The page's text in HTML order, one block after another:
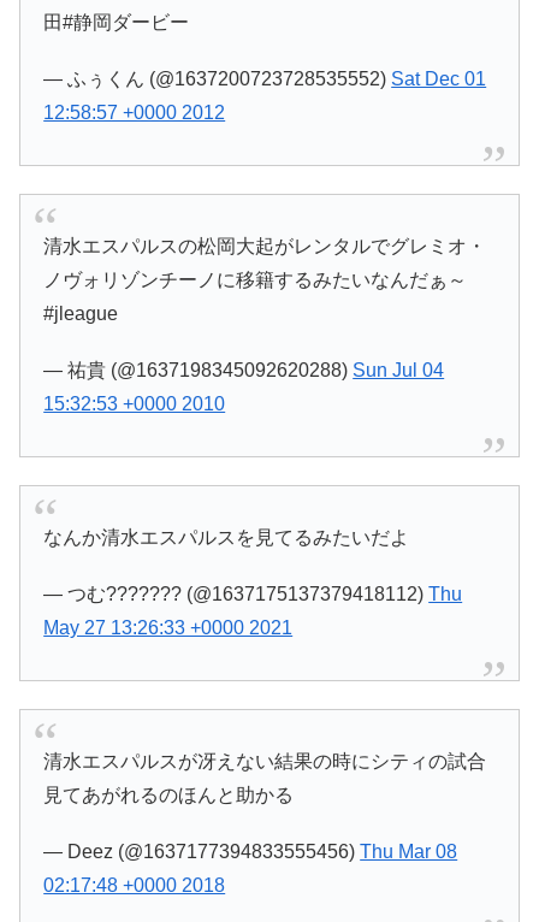
田#静岡ダービー
— ふぅくん (@1637200723728535552) Sat Dec 01
12:58:57 +0000 2012
清水エスパルスの松岡大起がレンタルでグレミオ・
ノヴォリゾンチーノに移籍するみたいなんだぁ～
#jleague
— 祐貴 (@1637198345092620288) Sun Jul 04
15:32:53 +0000 2010
なんか清水エスパルスを見てるみたいだよ
— つむ??????? (@1637175137379418112)Thu
May 27 13:26:33 +0000 2021
清水エスパルスが冴えない結果の時にシティの試合
見てあがれるのほんと助かる
— Deez (@1637177394833555456)Thu Mar 08
02:17:48 +0000 2018